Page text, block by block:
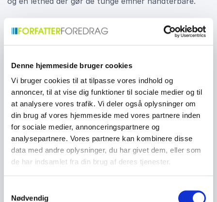
Denne hjemmeside bruger cookies
Vi bruger cookies til at tilpasse vores indhold og
annoncer, til at vise dig funktioner til sociale medier og til
at analysere vores trafik. Vi deler også oplysninger om
din brug af vores hjemmeside med vores partnere inden
for sociale medier, annonceringspartnere og
analysepartnere. Vores partnere kan kombinere disse
data med andre oplysninger, du har givet dem, eller som
de har indsamlet fra din brug af deres tjenester.
Nødvendig
At genfinde sig selv midt i sorg
rejse. Kristian fortæller om den langsomme proces
med at acceptere livet som det blev, og om de
øjeblikke hvor han oplevede at kunne trække vejret
frit igen. Publikum får indblik i hvordan han fandt
styrke gennem små skridt, gennem ærlighed over for
sig selv og gennem et stærkt fokus på sine børns
trivsel. Hans fortælling berører de øjeblikke hvor
håbet så småt overtog pladsen fra sorgen og hvor en
ny identitet begyndte at tage form.
Foredrag der skaber genklang